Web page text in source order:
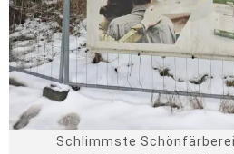
Schlimmste Schönfärberei